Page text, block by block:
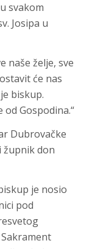
svakom
Josipa u
naše želje, sve
će nas
biskup.
od Gospodina.“
Dubrovačke
župnik don
je nosio
pod